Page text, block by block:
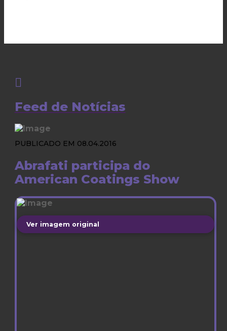
Feed de Notícias
PUBLICADO EM 08.04.2016
Abrafati participa do
American Coatings Show
Ver imagem original